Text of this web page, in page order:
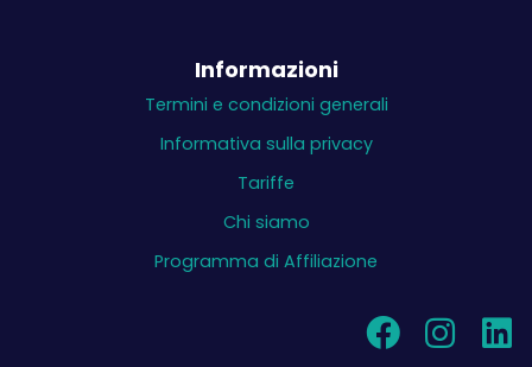
Informazioni
Termini e condizioni generali
Informativa sulla privacy
Tariffe
Chi siamo
Programma di Affiliazione